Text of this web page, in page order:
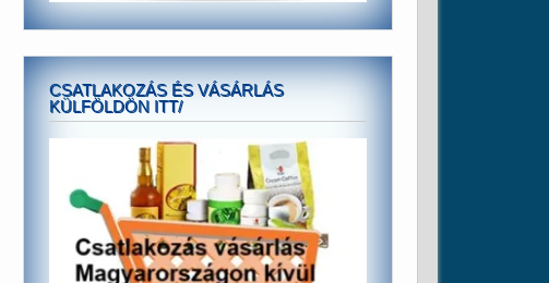
CSATLAKOZÁS ÉS VÁSÁRLÁS
KÜLFÖLDÖN ITT/